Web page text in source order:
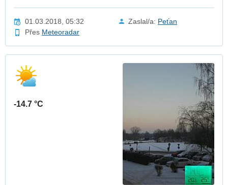
01.03.2018, 05:32 Zaslal/a: Peťan
Přes Meteoradar
-14.7 °C